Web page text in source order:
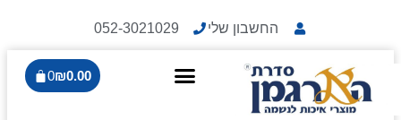
החשבון שלי 052-3021029
₪0.00
0